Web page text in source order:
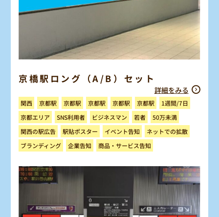
京橋駅ロング（A/B）セット
詳細をみる
関西 京都駅 京都駅 京都駅 京都駅 京都駅 1週間/7日
京都エリア SNS利用者 ビジネスマン 若者 50万未満
関西の駅広告 駅貼ポスター イベント告知 ネットでの拡散
ブランディング 企業告知 商品・サービス告知